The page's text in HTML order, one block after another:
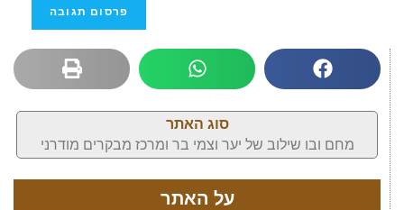
סוג האתר
מחם ובו שילוב של יער וצמי בר ומרכז מבקרים מודרני
על האתר